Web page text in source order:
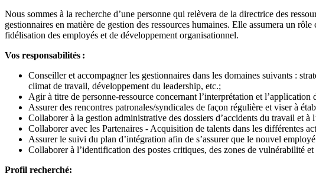
Nous sommes à la recherche d’une personne qui relèvera de la directrice des
gestionnaires en matière de gestion des ressources humaines. Elle assumera un
fidélisation des employés et de développement organisationnel.
Vos responsabilités :
Conseiller et accompagner les gestionnaires dans les domaines suivants :
climat de travail, développement du leadership, etc.;
Agir à titre de personne-ressource concernant l’interprétation et
Assurer des rencontres patronales/syndicales de façon régulière et viser à
Collaborer à la gestion administrative des dossiers d’accidents du travail et
Collaborer avec les Partenaires - Acquisition de talents dans les différentes
Assurer le suivi du plan d’intégration afin de s’assurer que le nouvel
Collaborer à l’identification des postes critiques, des zones de vulnérabilité et
Profil recherché: